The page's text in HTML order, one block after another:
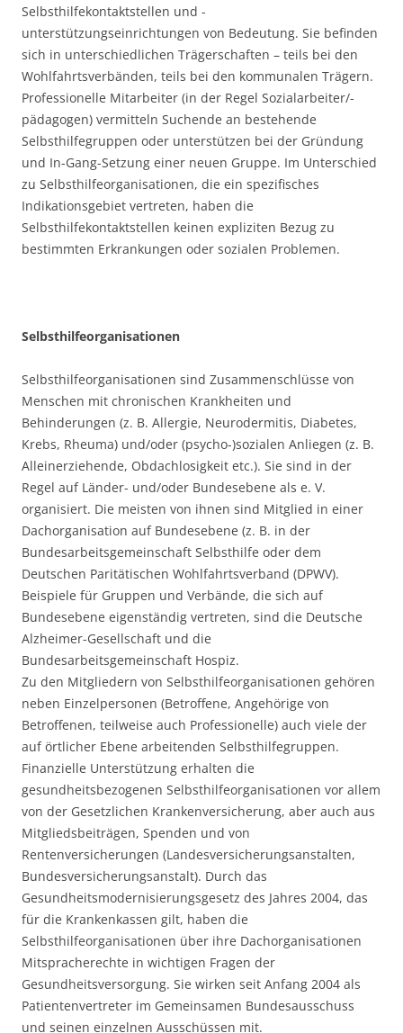
Selbsthilfekontaktstellen und -
unterstützungseinrichtungen von Bedeutung. Sie befinden
sich in unterschiedlichen Trägerschaften – teils bei den
Wohlfahrtsverbänden, teils bei den kommunalen Trägern.
Professionelle Mitarbeiter (in der Regel Sozialarbeiter/-
pädagogen) vermitteln Suchende an bestehende
Selbsthilfegruppen oder unterstützen bei der Gründung
und In-Gang-Setzung einer neuen Gruppe. Im Unterschied
zu Selbsthilfeorganisationen, die ein spezifisches
Indikationsgebiet vertreten, haben die
Selbsthilfekontaktstellen keinen expliziten Bezug zu
bestimmten Erkrankungen oder sozialen Problemen.
Selbsthilfeorganisationen
Selbsthilfeorganisationen sind Zusammenschlüsse von
Menschen mit chronischen Krankheiten und
Behinderungen (z. B. Allergie, Neurodermitis, Diabetes,
Krebs, Rheuma) und/oder (psycho-)sozialen Anliegen (z. B.
Alleinerziehende, Obdachlosigkeit etc.). Sie sind in der
Regel auf Länder- und/oder Bundesebene als e. V.
organisiert. Die meisten von ihnen sind Mitglied in einer
Dachorganisation auf Bundesebene (z. B. in der
Bundesarbeitsgemeinschaft Selbsthilfe oder dem
Deutschen Paritätischen Wohlfahrtsverband (DPWV).
Beispiele für Gruppen und Verbände, die sich auf
Bundesebene eigenständig vertreten, sind die Deutsche
Alzheimer-Gesellschaft und die
Bundesarbeitsgemeinschaft Hospiz.
Zu den Mitgliedern von Selbsthilfeorganisationen gehören
neben Einzelpersonen (Betroffene, Angehörige von
Betroffenen, teilweise auch Professionelle) auch viele der
auf örtlicher Ebene arbeitenden Selbsthilfegruppen.
Finanzielle Unterstützung erhalten die
gesundheitsbezogenen Selbsthilfeorganisationen vor allem
von der Gesetzlichen Krankenversicherung, aber auch aus
Mitgliedsbeiträgen, Spenden und von
Rentenversicherungen (Landesversicherungsanstalten,
Bundesversicherungsanstalt). Durch das
Gesundheitsmodernisierungsgesetz des Jahres 2004, das
für die Krankenkassen gilt, haben die
Selbsthilfeorganisationen über ihre Dachorganisationen
Mitspracherechte in wichtigen Fragen der
Gesundheitsversorgung. Sie wirken seit Anfang 2004 als
Patientenvertreter im Gemeinsamen Bundesausschuss
und seinen einzelnen Ausschüssen mit.